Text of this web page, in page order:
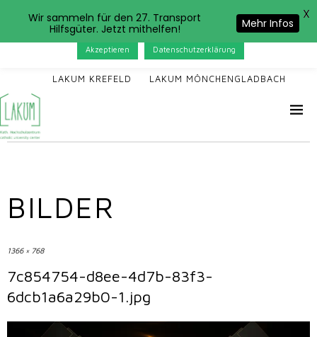
LAKUM KREFELD LAKUM MÖNCHENGLADBACH
BILDER
1366 × 768
7c854754-d8ee-4d7b-83f3-
6dcb1a6a29b0-1.jpg
Das LAKUM verwendet Cookies. Wenn Sie auf der Seite
weitersurfen, stimmen Sie der Cookie-Nutzung zu.
Akzeptieren Datenschutzerklärung
Wir sammeln für den 27. Transport
Hilfsgüter. Jetzt mithelfen!
Mehr Infos
X